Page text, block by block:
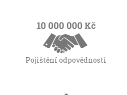
Pojištění odpovědnosti